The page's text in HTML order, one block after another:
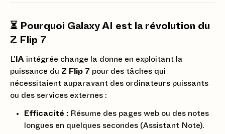
⏳ Pourquoi Galaxy AI est la révolution du
Z Flip 7
L' IA intégrée change la donne en exploitant la
puissance du Z Flip 7 pour des tâches qui
nécessitaient auparavant des ordinateurs puissants
ou des services externes :
Efficacité : Résume des pages web ou des notes
longues en quelques secondes (Assistant Note).